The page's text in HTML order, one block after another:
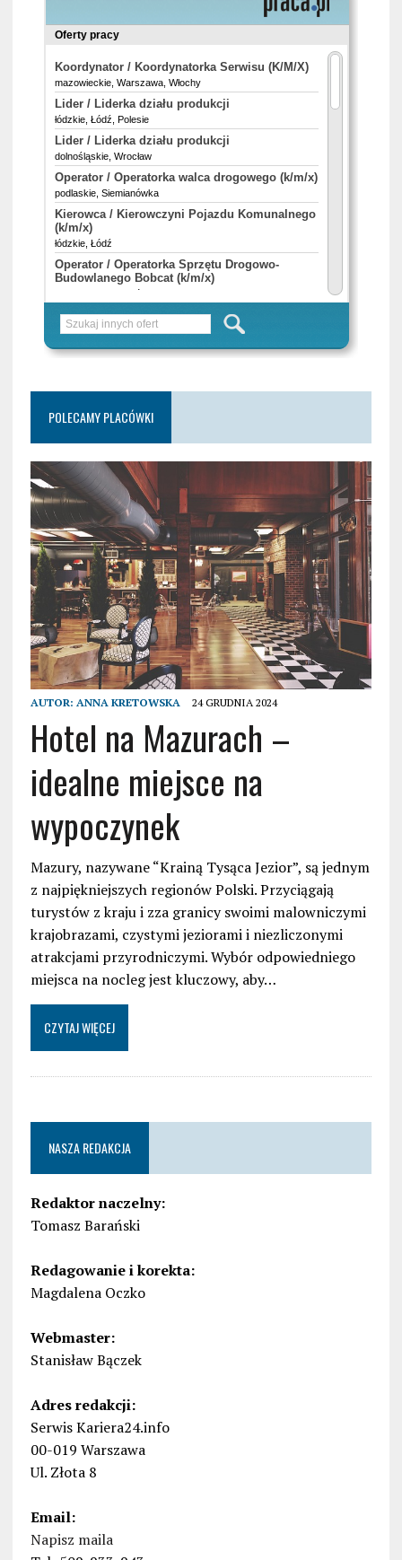
POLECAMY PLACÓWKI
AUTOR: ANNA KRETOWSKA 24 GRUDNIA 2024
Hotel na Mazurach –
idealne miejsce na
wypoczynek
Mazury, nazywane “Krainą Tysąca Jezior”, są jednym
z najpiękniejszych regionów Polski. Przyciągają
turystów z kraju i zza granicy swoimi malowniczymi
krajobrazami, czystymi jeziorami i niezliczonymi
atrakcjami przyrodniczymi. Wybór odpowiedniego
miejsca na nocleg jest kluczowy, aby…
CZYTAJ WIĘCEJ
NASZA REDAKCJA
Redaktor naczelny:
Tomasz Barański
Redagowanie i korekta:
Magdalena Oczko
Webmaster:
Stanisław Bączek
Adres redakcji:
Serwis Kariera24.info
00-019 Warszawa
Ul. Złota 8
Email:
Napisz maila